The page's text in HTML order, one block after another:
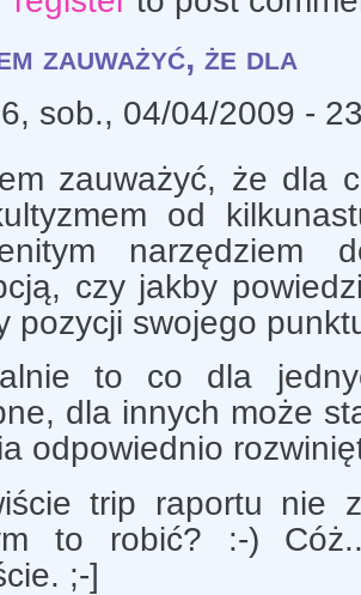
zauważyć, że dla
, sob., 04/04/2009 -
zauważyć, że dla
od
narzędziem
czy jakby
pozycji swojego
to co dla
dla innych może
odpowiednio
trip raportu nie
to robić? :-)
;-]